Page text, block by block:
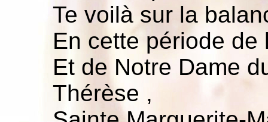
Te voilà sur la
En cette période
Et de Notre Dame
Thérèse ,